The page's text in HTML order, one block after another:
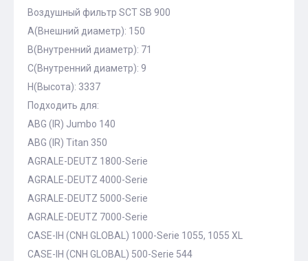
Воздушный фильтр SCT SB 900
A(Внешний диаметр): 150
B(Внутренний диаметр): 71
C(Внутренний диаметр): 9
H(Высота): 3337
Подходить для:
ABG (IR) Jumbo 140
ABG (IR) Titan 350
AGRALE-DEUTZ 1800-Serie
AGRALE-DEUTZ 4000-Serie
AGRALE-DEUTZ 5000-Serie
AGRALE-DEUTZ 7000-Serie
CASE-IH (CNH GLOBAL) 1000-Serie 1055, 1055 XL
CASE-IH (CNH GLOBAL) 500-Serie 544